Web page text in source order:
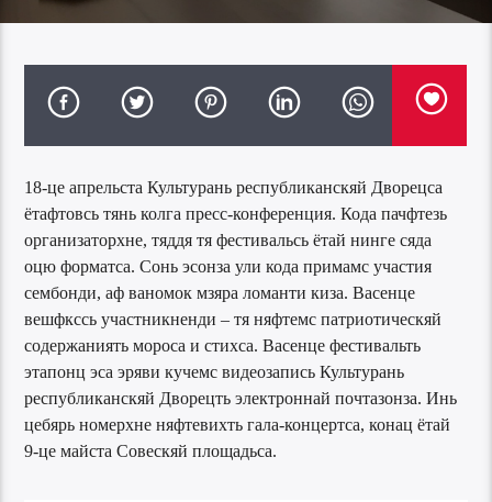
18-це апрельста Культурань республиканскяй Дворецса
ётафтовсь тянь колга пресс-конференция. Кода пачфтезь
организаторхне, тяддя тя фестивальсь ётай нинге сяда
оцю форматса. Сонь эсонза ули кода примамс участия
сембонди, аф ваномок мзяра ломанти киза. Васенце
вешфкссь участникненди – тя няфтемс патриотическяй
содержаниять мороса и стихса. Васенце фестивальть
этапонц эса эряви кучемс видеозапись Культурань
республиканскяй Дворецть электроннай почтазонза. Инь
цебярь номерхне няфтевихть гала-концертса, конац ётай
9-це майста Совескяй площадьса.